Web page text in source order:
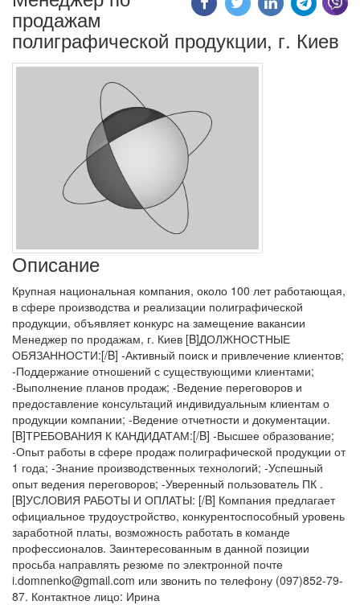
продажам
полиграфической продукции, г. Киев
Описание
Крупная национальная компания, около 100 лет работающая,
в сфере производства и реализации полиграфической
продукции, объявляет конкурс на замещение вакансии
Менеджер по продажам, г. Киев [B]ДОЛЖНОСТНЫЕ
ОБЯЗАННОСТИ:[/B] -Активный поиск и привлечение клиентов;
-Поддержание отношений с существующими клиентами;
-Выполнение планов продаж; -Ведение переговоров и
предоставление консультаций индивидуальным клиентам о
продукции компании; -Ведение отчетности и документации.
[B]ТРЕБОВАНИЯ К КАНДИДАТАМ:[/B] -Высшее образование;
-Опыт работы в сфере продаж полиграфической продукции от
1 года; -Знание производственных технологий; -Успешный
опыт ведения переговоров; -Уверенный пользователь ПК .
[B]УСЛОВИЯ РАБОТЫ И ОПЛАТЫ: [/B] Компания предлагает
официальное трудоустройство, конкурентоспособный уровень
заработной платы, возможность работать в команде
профессионалов. Заинтересованным в данной позиции
просьба направлять резюме по электронной почте
i.domnenko@gmail.com или звонить по телефону (097)852-79-
87. Контактное лицо: Ирина